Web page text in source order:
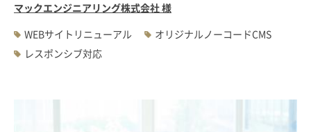
マックエンジニアリング株式会社 様
WEBサイトリニューアル
オリジナルノーコードCMS
レスポンシブ対応